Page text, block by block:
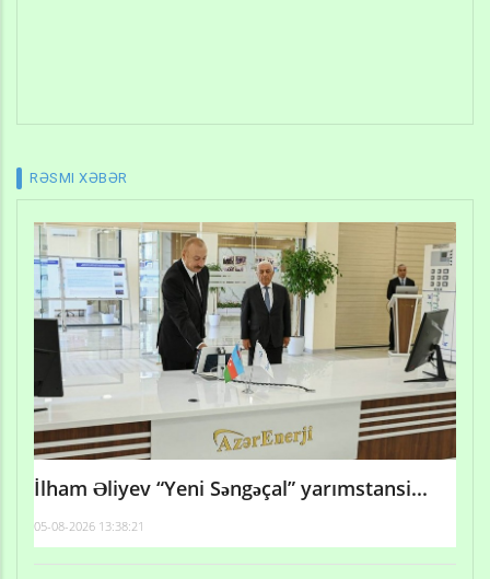
RƏSMI XƏBƏR
İlham Əliyev “Yeni Səngəçal” yarımstansi...
05-08-2026 13:38:21